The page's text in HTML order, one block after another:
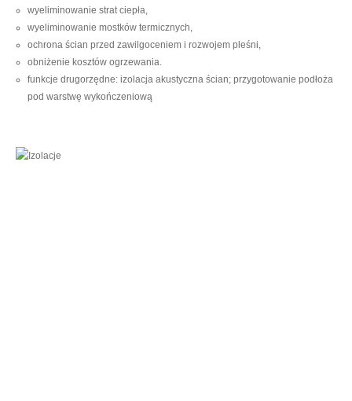
wyeliminowanie strat ciepła,
wyeliminowanie mostków termicznych,
ochrona ścian przed zawilgoceniem i rozwojem pleśni,
obniżenie kosztów ogrzewania.
funkcje drugorzędne: izolacja akustyczna ścian; przygotowanie podłoża
pod warstwę wykończeniową